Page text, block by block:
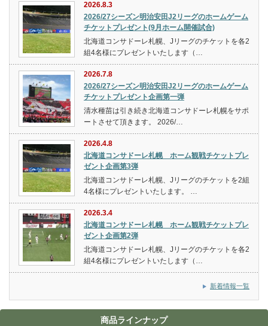
2026.8.3
2026/27シーズン明治安田J2リーグのホームゲーム
チケットプレゼント(9月ホーム開催試合)
北海道コンサドーレ札幌、Jリーグのチケットを各2
組4名様にプレゼントいたします（…
2026.7.8
2026/27シーズン明治安田J2リーグのホームゲーム
チケットプレゼント企画第一弾
清水種苗は引き続き北海道コンサドーレ札幌をサポ
ートさせて頂きます。 2026/…
2026.4.8
北海道コンサドーレ札幌 ホーム観戦チケットプレ
ゼント企画第3弾
北海道コンサドーレ札幌、Jリーグのチケットを2組
4名様にプレゼントいたします。 …
2026.3.4
北海道コンサドーレ札幌 ホーム観戦チケットプレ
ゼント企画第2弾
北海道コンサドーレ札幌、Jリーグのチケットを各2
組4名様にプレゼントいたします（…
新着情報一覧
商品ラインナップ